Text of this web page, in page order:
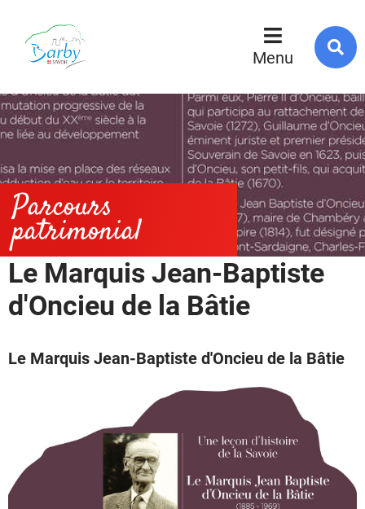
Menu
Parcours
patrimonial
Le Marquis Jean-Baptiste
d'Oncieu de la Bâtie
Le Marquis Jean-Baptiste d'Oncieu de la Bâtie